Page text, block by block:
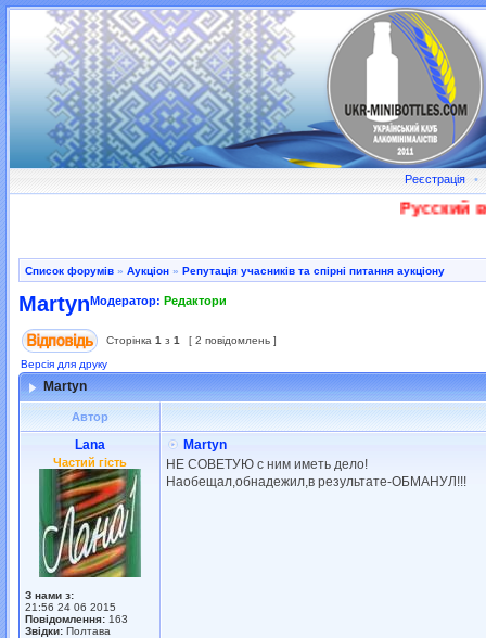
Реєстрація •
Русский
Список форумів » Аукціон » Репутація учасників та спірні питання аукціону
MartynМодератор: Редактори
Сторінка 1 з 1
[ 2 повідомлень ]
Версія для друку
Martyn
Автор
Lana
Частий гість
З нами з:
21:56 24 06 2015
Повідомлення: 163
Звідки: Полтава
Martyn
НЕ СОВЕТУЮ с ним иметь дело!
Наобещал,обнадежил,в результате-ОБМАНУЛ!!!